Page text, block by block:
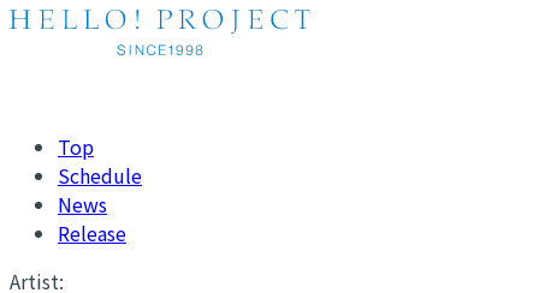
Top
Schedule
News
Release
Artist: